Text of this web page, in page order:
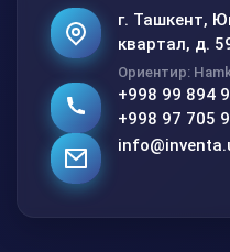
г. Ташкент,
квартал, д.
Ориентир:
+998 99 894
+998 97 705